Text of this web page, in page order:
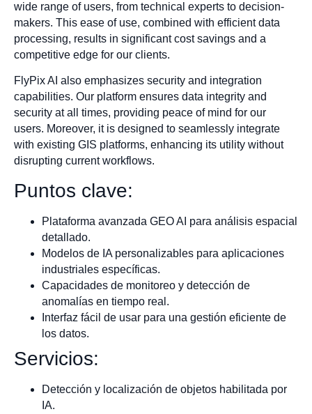
wide range of users, from technical experts to decision-
makers. This ease of use, combined with efficient data
processing, results in significant cost savings and a
competitive edge for our clients.
FlyPix AI also emphasizes security and integration
capabilities. Our platform ensures data integrity and
security at all times, providing peace of mind for our
users. Moreover, it is designed to seamlessly integrate
with existing GIS platforms, enhancing its utility without
disrupting current workflows.
Puntos clave:
Plataforma avanzada GEO AI para análisis espacial
detallado.
Modelos de IA personalizables para aplicaciones
industriales específicas.
Capacidades de monitoreo y detección de
anomalías en tiempo real.
Interfaz fácil de usar para una gestión eficiente de
los datos.
Servicios:
Detección y localización de objetos habilitada por
IA.